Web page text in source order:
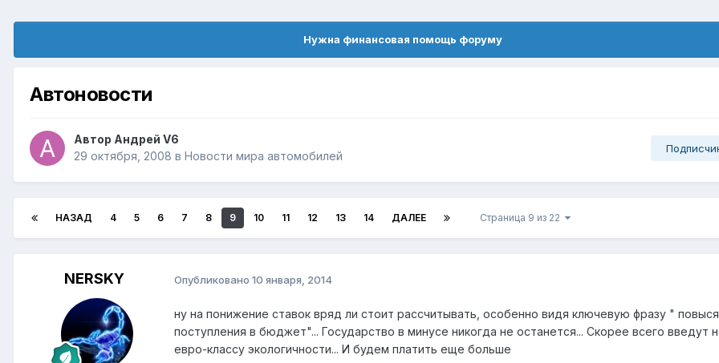
Нужна финансовая помощь форуму
Автоновости
Автор Андрей V6
29 октября, 2008 в Новости мира автомобилей
НАЗАД 4 5 6 7 8 9 10 11 12 13 14 ДАЛЕЕ Страница 9 из 22
NERSKY Опубликовано 10 января, 2014
ну на понижение ставок вряд ли стоит рассчитывать, особенно видя ключевую фразу "
поступления в бюджет"... Государство в минусе никогда не останется... Скорее всего введут
евро-классу экологичности... И будем платить еще больше